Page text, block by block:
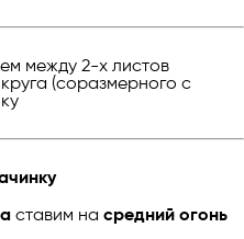
между 2-х листов
(соразмерного с
ставим на средний огонь